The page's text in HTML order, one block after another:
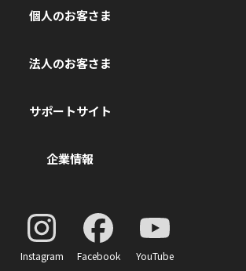
個人のお客さま
法人のお客さま
サポートサイト
企業情報
Instagram Facebook YouTube